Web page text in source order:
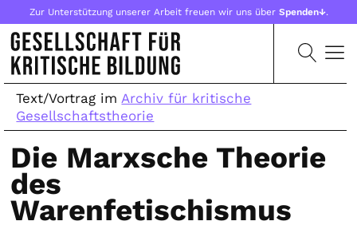
Zur Unterstützung unserer Arbeit freuen wir uns über Spenden↓.
Text/Vortrag imArchiv für kritische
Gesellschaftstheorie
Die Marxsche Theorie
des
Warenfetischismus